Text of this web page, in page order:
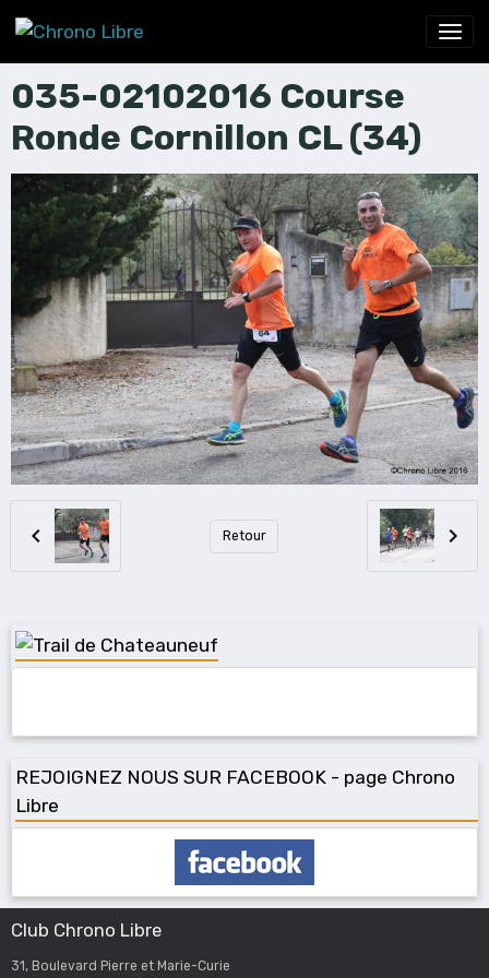
035-02102016 Course
Ronde Cornillon CL (34)
Retour
REJOIGNEZ NOUS SUR FACEBOOK - page Chrono
Libre
Club Chrono Libre
31, Boulevard Pierre et Marie-Curie